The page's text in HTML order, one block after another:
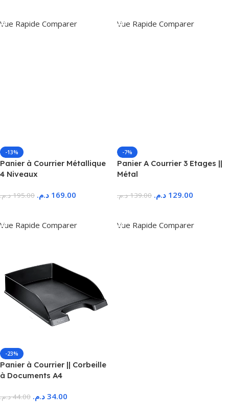
Vue Rapide Comparer Vue Rapide Comparer
-13%
Panier à Courrier Métallique
4 Niveaux
195.00 د.م. 169.00 د.م.
Vue Rapide Comparer
-7%
Panier A Courrier 3 Etages ||
Métal
139.00 د.م. 129.00 د.م.
Vue Rapide Comparer
-23%
Panier à Courrier || Corbeille
à Documents A4
44.00 د.م. 34.00 د.م.